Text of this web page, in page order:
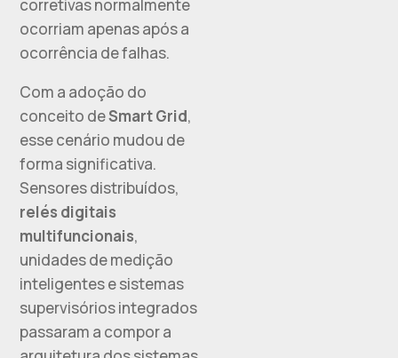
corretivas normalmente
ocorriam apenas após a
ocorrência de falhas.
Com a adoção do
conceito deSmart Grid,
esse cenário mudou de
forma significativa.
Sensores distribuídos,
relés digitais
multifuncionais,
unidades de medição
inteligentes e sistemas
supervisórios integrados
passaram a compor a